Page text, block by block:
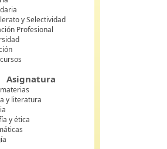
y Selectividad
Profesional
Asignatura
y literatura
y ética